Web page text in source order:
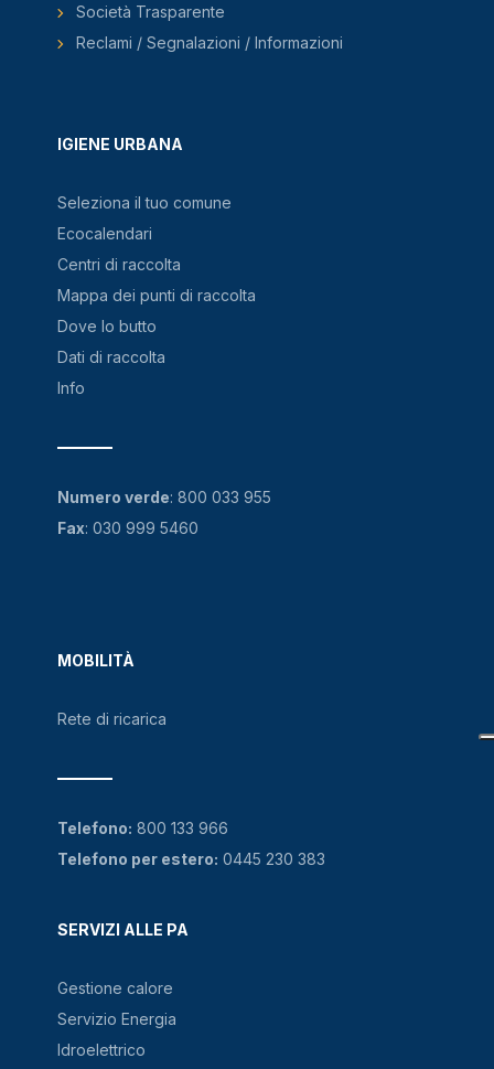
IGIENE URBANA
Seleziona il tuo comune
Ecocalendari
Centri di raccolta
Mappa dei punti di raccolta
Dove lo butto
Dati di raccolta
Info
MOBILITÀ
Rete di ricarica
SERVIZI ALLE PA
Gestione calore
Servizio Energia
Idroelettrico
Società Trasparente
Reclami / Segnalazioni / Informazioni
Numero verde: 800 033 955
Fax: 030 999 5460
Telefono: 800 133 966
Telefono per estero: 0445 230 383